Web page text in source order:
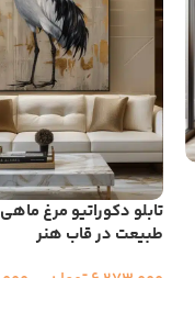
تابلو دکوراتیو مرغ
طبیعت در قاب هنر
6,273,000تومان